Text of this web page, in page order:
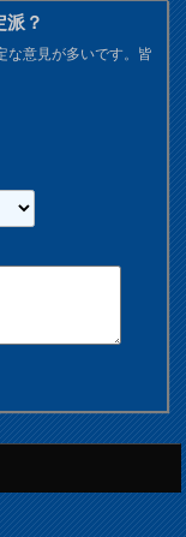
？
な意見が多いです。皆